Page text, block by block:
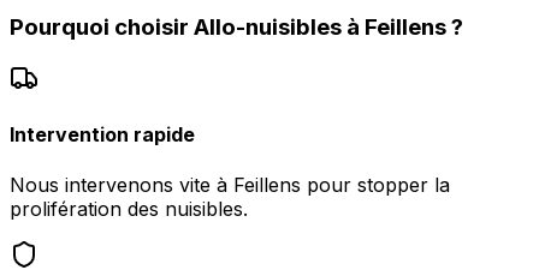
Pourquoi choisir Allo-nuisibles à Feillens?
Intervention rapide
Nous intervenons vite à Feillens pour stopper la
prolifération des nuisibles.